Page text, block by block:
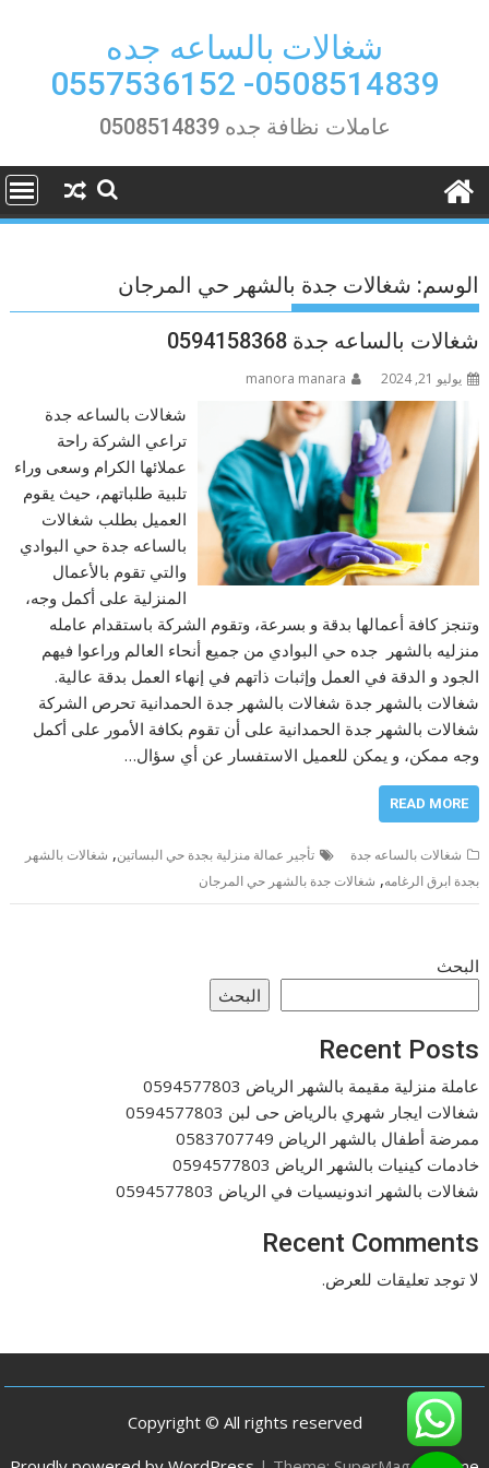
شغالات بالساعه جده
0508514839- 0557536152
عاملات نظافة جده 0508514839
الوسم: شغالات جدة بالشهر حي المرجان
شغالات بالساعه جدة 0594158368
يوليو 21, 2024 manora manara
شغالات بالساعه جدة
تراعي الشركة راحة
عملائها الكرام وسعى وراء
تلبية طلباتهم، حيث يقوم
العميل بطلب شغالات
بالساعه جدة حي البوادي
والتي تقوم بالأعمال
المنزلية على أكمل وجه،
وتنجز كافة أعمالها بدقة و بسرعة، وتقوم الشركة باستقدام عامله
منزليه بالشهر جده حي البوادي من جميع أنحاء العالم وراعوا فيهم
الجود و الدقة في العمل وإثبات ذاتهم في إنهاء العمل بدقة عالية.
شغالات بالشهر جدة شغالات بالشهر جدة الحمدانية تحرص الشركة
شغالات بالشهر جدة الحمدانية على أن تقوم بكافة الأمور على أكمل
وجه ممكن، و يمكن للعميل الاستفسار عن أي سؤال…
READ MORE
شغالات بالساعه جدة تأجير عمالة منزلية بجدة حي البساتين, شغالات بالشهر
بجدة ابرق الرغامه, شغالات جدة بالشهر حي المرجان
البحث
البحث
Recent Posts
عاملة منزلية مقيمة بالشهر الرياض 0594577803
شغالات ايجار شهري بالرياض حى لبن 0594577803
ممرضة أطفال بالشهر الرياض 0583707749
خادمات كينيات بالشهر الرياض 0594577803
شغالات بالشهر اندونيسيات في الرياض 0594577803
Recent Comments
لا توجد تعليقات للعرض.
Copyright © All rights reserved